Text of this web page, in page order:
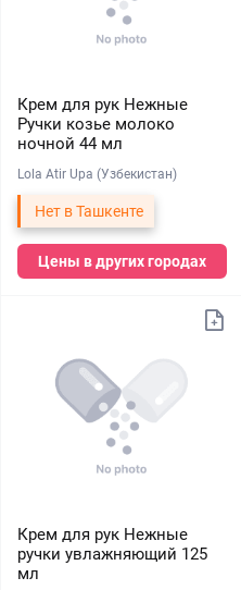
Крем для рук Нежные
Ручки козье молоко
ночной 44 мл
Lola Atir Upa (Узбекистан)
Нет в Ташкенте
Цены в других городах
Крем для рук Нежные
ручки увлажняющий 125
мл